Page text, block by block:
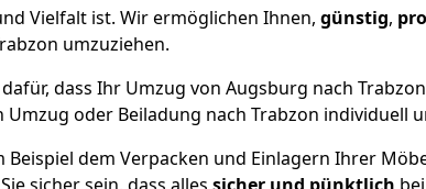
Vielfalt ist. Wir ermöglichen Ihnen, günstig,
umzuziehen.
dass Ihr Umzug von Augsburg nach Trabzon
oder Beiladung nach Trabzon individuell
Beispiel dem Verpacken und Einlagern Ihrer